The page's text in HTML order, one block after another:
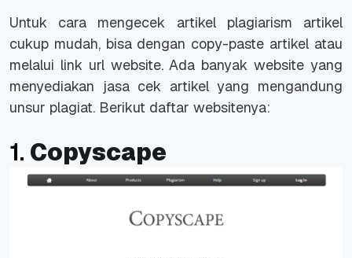
Untuk cara mengecek artikel plagiarism artikel
cukup mudah, bisa dengan copy-paste artikel atau
melalui link url website. Ada banyak website yang
menyediakan jasa cek artikel yang mengandung
unsur plagiat. Berikut daftar websitenya:
1. Copyscape